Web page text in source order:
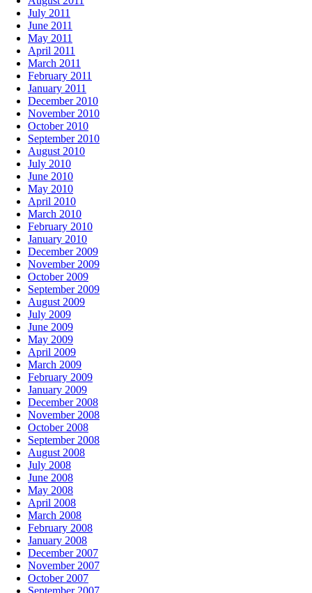
July 2011
June 2011
May 2011
April 2011
March 2011
February 2011
January 2011
December 2010
November 2010
October 2010
September 2010
August 2010
July 2010
June 2010
May 2010
April 2010
March 2010
February 2010
January 2010
December 2009
November 2009
October 2009
September 2009
August 2009
July 2009
June 2009
May 2009
April 2009
March 2009
February 2009
January 2009
December 2008
November 2008
October 2008
September 2008
August 2008
July 2008
June 2008
May 2008
April 2008
March 2008
February 2008
January 2008
December 2007
November 2007
October 2007